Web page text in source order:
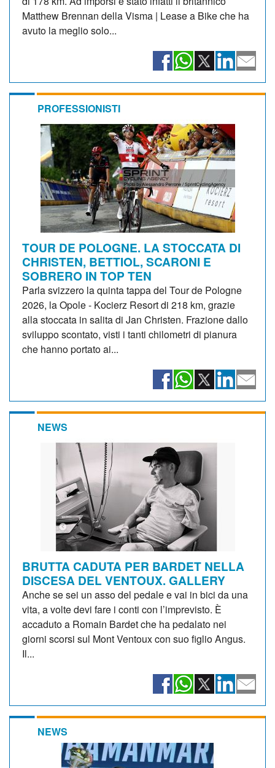
Matthew Brennan della Visma | Lease a Bike che ha
avuto la meglio solo...
PROFESSIONISTI
TOUR DE POLOGNE. LA STOCCATA DI
CHRISTEN, BETTIOL, SCARONI E
SOBRERO IN TOP TEN
Parla svizzero la quinta tappa del Tour de Pologne
2026, la Opole - Kocierz Resort di 218 km, grazie
alla stoccata in salita di Jan Christen. Frazione dallo
sviluppo scontato, visti i tanti chilometri di pianura
che hanno portato ai...
NEWS
BRUTTA CADUTA PER BARDET NELLA
DISCESA DEL VENTOUX. GALLERY
Anche se sei un asso del pedale e vai in bici da una
vita, a volte devi fare i conti con l’imprevisto. È
accaduto a Romain Bardet che ha pedalato nei
giorni scorsi sul Mont Ventoux con suo figlio Angus.
Il...
NEWS